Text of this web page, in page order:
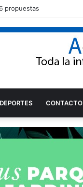
del mundo júnior de Snipe
DEPORTES CONTACTO